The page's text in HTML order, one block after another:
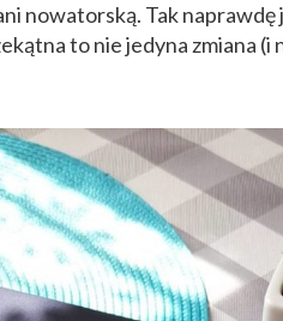
nowatorską. Tak
to nie jedyna zmiana